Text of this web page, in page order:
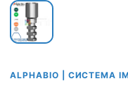
ALPHABIO | СИСТЕМА